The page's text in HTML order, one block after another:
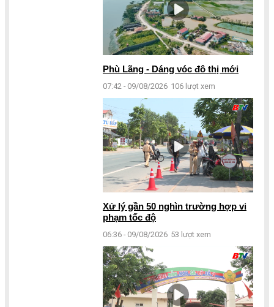
Phù Lãng - Dáng vóc đô thị mới
07:42 - 09/08/2026 106 lượt xem
Xử lý gần 50 nghìn trường hợp vi
phạm tốc độ
06:36 - 09/08/2026 53 lượt xem